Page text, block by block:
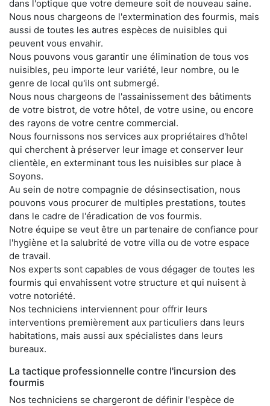
dans l'optique que votre demeure soit de nouveau saine.
Nous nous chargeons de l'extermination des fourmis, mais
aussi de toutes les autres espèces de nuisibles qui
peuvent vous envahir.
Nous pouvons vous garantir une élimination de tous vos
nuisibles, peu importe leur variété, leur nombre, ou le
genre de local qu'ils ont submergé.
Nous nous chargeons de l'assainissement des bâtiments
de votre bistrot, de votre hôtel, de votre usine, ou encore
des rayons de votre centre commercial.
Nous fournissons nos services aux propriétaires d'hôtel
qui cherchent à préserver leur image et conserver leur
clientèle, en exterminant tous les nuisibles sur place à
Soyons.
Au sein de notre compagnie de désinsectisation, nous
pouvons vous procurer de multiples prestations, toutes
dans le cadre de l'éradication de vos fourmis.
Notre équipe se veut être un partenaire de confiance pour
l'hygiène et la salubrité de votre villa ou de votre espace
de travail.
Nos experts sont capables de vous dégager de toutes les
fourmis qui envahissent votre structure et qui nuisent à
votre notoriété.
Nos techniciens interviennent pour offrir leurs
interventions premièrement aux particuliers dans leurs
habitations, mais aussi aux spécialistes dans leurs
bureaux.
La tactique professionnelle contre l'incursion des
fourmis
Nos techniciens se chargeront de définir l'espèce de